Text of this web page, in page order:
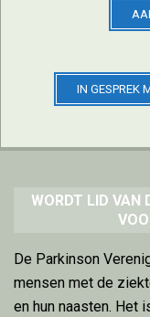
IN GESPREK
WORDT LID VAN
De Parkinson
mensen met de
en hun naasten. Het